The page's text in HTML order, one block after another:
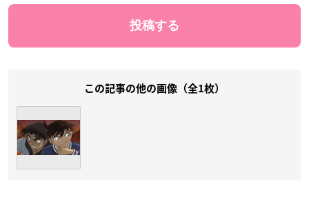
この記事の他の画像（全1枚）